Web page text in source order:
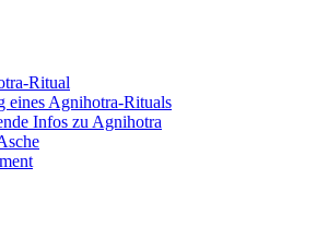
Ritual
eines Agnihotra-Rituals
Infos zu Agnihotra